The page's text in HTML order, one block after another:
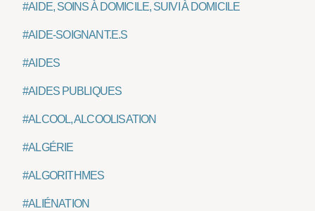
#AIDE, SOINS À DOMICILE, SUIVI À DOMICILE
#AIDE-SOIGNANT.E.S
#AIDES
#AIDES PUBLIQUES
#ALCOOL, ALCOOLISATION
#ALGÉRIE
#ALGORITHMES
#ALIÉNATION